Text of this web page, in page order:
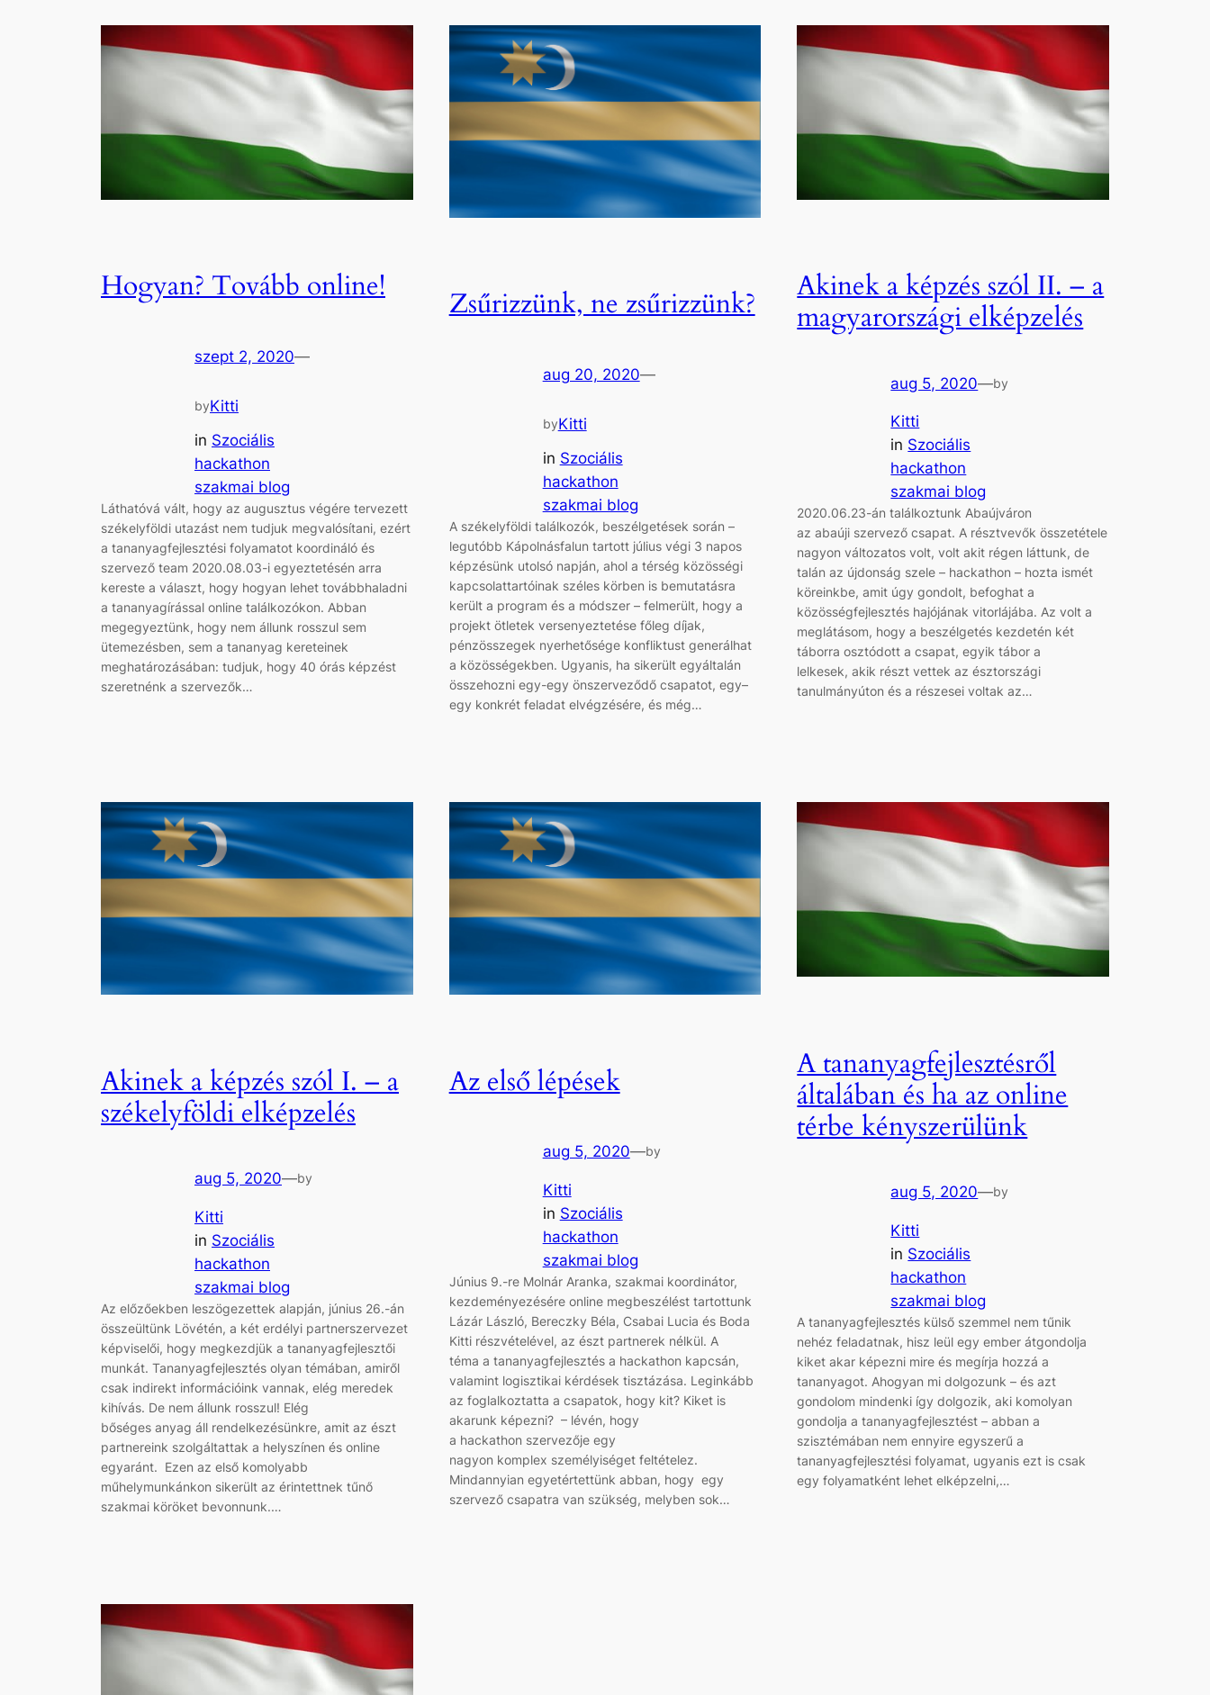
Hogyan? Tovább online!
szept 2, 2020—
byKitti
in Szociális
hackathon
szakmai blog
Láthatóvá vált, hogy az augusztus végére tervezett
székelyföldi utazást nem tudjuk megvalósítani, ezért
a tananyagfejlesztési folyamatot koordináló és
szervező team 2020.08.03-i egyeztetésén arra
kereste a választ, hogy hogyan lehet továbbhaladni
a tananyagírással online találkozókon. Abban
megegyeztünk, hogy nem állunk rosszul sem
ütemezésben, sem a tananyag kereteinek
meghatározásában: tudjuk, hogy 40 órás képzést
szeretnénk a szervezők…
Zsűrizzünk, ne zsűrizzünk?
aug 20, 2020—
byKitti
in Szociális
hackathon
szakmai blog
A székelyföldi találkozók, beszélgetések során –
legutóbb Kápolnásfalun tartott július végi 3 napos
képzésünk utolsó napján, ahol a térség közösségi
kapcsolattartóinak széles körben is bemutatásra
került a program és a módszer – felmerült, hogy a
projekt ötletek versenyeztetése főleg díjak,
pénzösszegek nyerhetősége konfliktust generálhat
a közösségekben. Ugyanis, ha sikerült egyáltalán
összehozni egy-egy önszerveződő csapatot, egy–
egy konkrét feladat elvégzésére, és még…
Akinek a képzés szól II. – a
magyarországi elképzelés
aug 5, 2020—by
Kitti
in Szociális
hackathon
szakmai blog
2020.06.23-án találkoztunk Abaújváron
az abaúji szervező csapat. A résztvevők összetétele
nagyon változatos volt, volt akit régen láttunk, de
talán az újdonság szele – hackathon – hozta ismét
köreinkbe, amit úgy gondolt, befoghat a
közösségfejlesztés hajójának vitorlájába. Az volt a
meglátásom, hogy a beszélgetés kezdetén két
táborra osztódott a csapat, egyik tábor a
lelkesek, akik részt vettek az észtországi
tanulmányúton és a részesei voltak az…
Akinek a képzés szól I. – a
székelyföldi elképzelés
aug 5, 2020—by
Kitti
in Szociális
hackathon
szakmai blog
Az előzőekben leszögezettek alapján, június 26.-án
összeültünk Lövétén, a két erdélyi partnerszervezet
képviselői, hogy megkezdjük a tananyagfejlesztői
munkát. Tananyagfejlesztés olyan témában, amiről
csak indirekt információink vannak, elég meredek
kihívás. De nem állunk rosszul! Elég
bőséges anyag áll rendelkezésünkre, amit az észt
partnereink szolgáltattak a helyszínen és online
egyaránt. Ezen az első komolyabb
műhelymunkánkon sikerült az érintettnek tűnő
szakmai köröket bevonnunk.…
Az első lépések
aug 5, 2020—by
Kitti
in Szociális
hackathon
szakmai blog
Június 9.-re Molnár Aranka, szakmai koordinátor,
kezdeményezésére online megbeszélést tartottunk
Lázár László, Bereczky Béla, Csabai Lucia és Boda
Kitti részvételével, az észt partnerek nélkül. A
téma a tananyagfejlesztés a hackathon kapcsán,
valamint logisztikai kérdések tisztázása. Leginkább
az foglalkoztatta a csapatok, hogy kit? Kiket is
akarunk képezni? – lévén, hogy
a hackathon szervezője egy
nagyon komplex személyiséget feltételez.
Mindannyian egyetértettünk abban, hogy egy
szervező csapatra van szükség, melyben sok…
A tananyagfejlesztésről
általában és ha az online
térbe kényszerülünk
aug 5, 2020—by
Kitti
in Szociális
hackathon
szakmai blog
A tananyagfejlesztés külső szemmel nem tűnik
nehéz feladatnak, hisz leül egy ember átgondolja
kiket akar képezni mire és megírja hozzá a
tananyagot. Ahogyan mi dolgozunk – és azt
gondolom mindenki így dolgozik, aki komolyan
gondolja a tananyagfejlesztést – abban a
szisztémában nem ennyire egyszerű a
tananyagfejlesztési folyamat, ugyanis ezt is csak
egy folyamatként lehet elképzelni,…